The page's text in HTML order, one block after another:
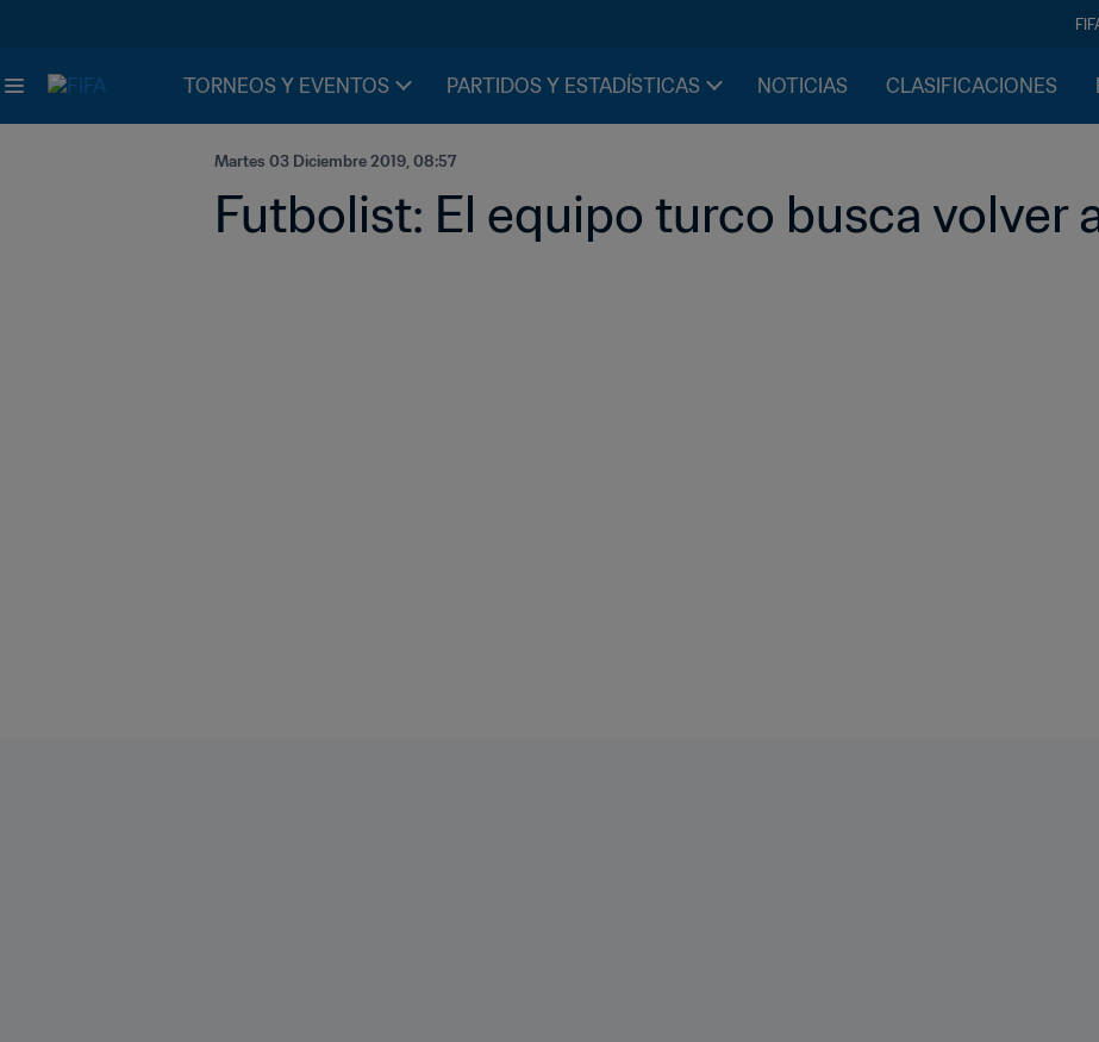
TORNEOS Y EVENTOS PARTIDOS Y ESTADÍSTICAS NOTICIAS CLASIFICACIONES
Martes 03 Diciembre 2019, 08:57
Futbolist: El equipo turco busca volver